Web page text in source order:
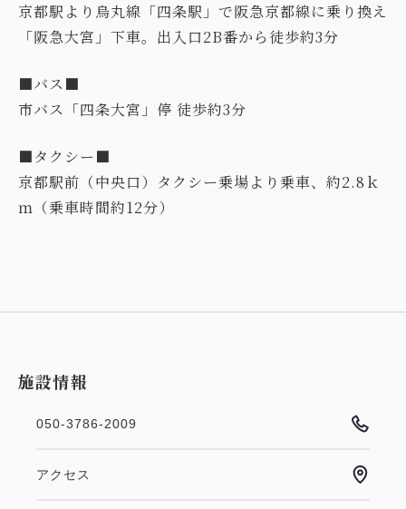
京都駅より烏丸線「四条駅」で阪急京都線に乗り換え
■バス■
■タクシー■
京都駅前（中央口）タクシー乗場より乗車、約2.8ｋ
ｍ（乗車時間約12分）
施設情報
050-3786-2009
アクセス